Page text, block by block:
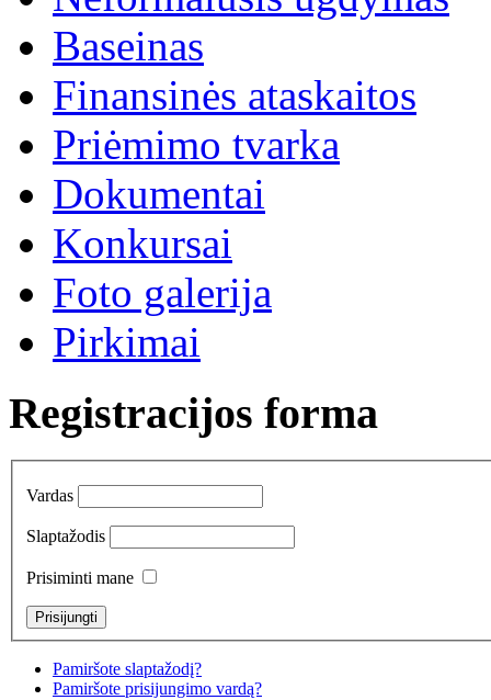
Baseinas
Finansinės ataskaitos
Priėmimo tvarka
Dokumentai
Konkursai
Foto galerija
Pirkimai
Registracijos forma
Vardas
Slaptažodis
Prisiminti mane
Pamiršote slaptažodį?
Pamiršote prisijungimo vardą?